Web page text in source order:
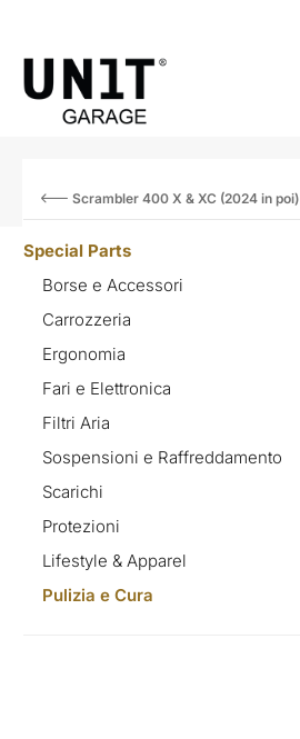
Scrambler 400 X & XC (2024 in poi)
Special Parts
Borse e Accessori
Carrozzeria
Ergonomia
Fari e Elettronica
Filtri Aria
Sospensioni e Raffreddamento
Scarichi
Protezioni
Lifestyle & Apparel
Pulizia e Cura